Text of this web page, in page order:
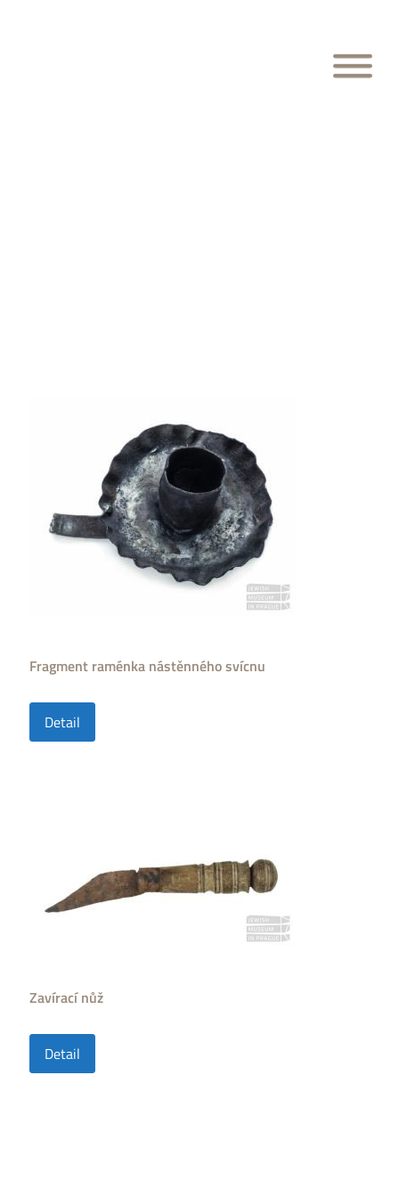
Fragment raménka nástěnného svícnu
Detail
Zavírací nůž
Detail